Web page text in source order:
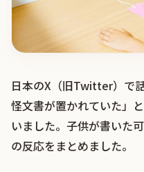
日本のX（旧Twitter）で
怪文書が置かれていた」
いました。子供が書いた
の反応をまとめました。